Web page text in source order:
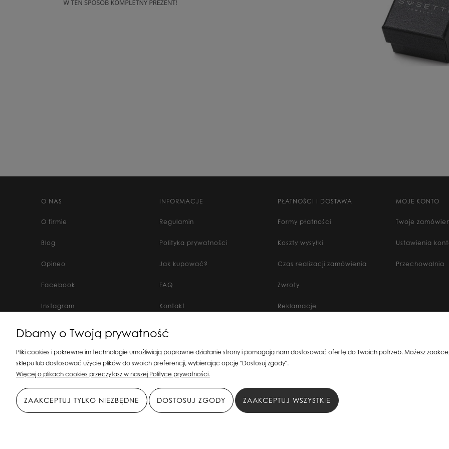
O NAS
O firmie
Blog
Opineo
Facebook
Instagram
INFORMACJE
Regulamin
Polityka prywatności
Jak kupować?
FAQ
Kontakt
PŁATNOŚCI I DOSTAWA
Formy płatności
Koszty wysyłki
Czas realizacji zamówienia
Zwroty
Reklamacje
MOJE KONTO
Twoje
Ustawienia
Przechowalnia
Silit Group Maciej Suska| ul. Astronomów 16, 80-299 Gdańsk, woj. pomorskie | E-mail: sklepsusetti@gmail.comTel.: 508-
Dbamy o Twoją prywatność
Pliki cookies i pokrewne im technologie umożliwiają poprawne działanie strony i pomagają nam dostosować ofertę do Twoich potrzeb. Możesz
sklepu lub dostosować użycie plików do swoich preferencji, wybierając opcję "Dostosuj zgody".
Więcej o plikach cookies przeczytasz w naszej Polityce prywatności.
ZAAKCEPTUJ TYLKO NIEZBĘDNE DOSTOSUJ ZGODY ZAAKCEPTUJ WSZYSTKIE